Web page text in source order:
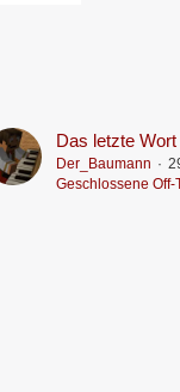
Das letzte Wort
Der_Baumann
Geschlossene Off-